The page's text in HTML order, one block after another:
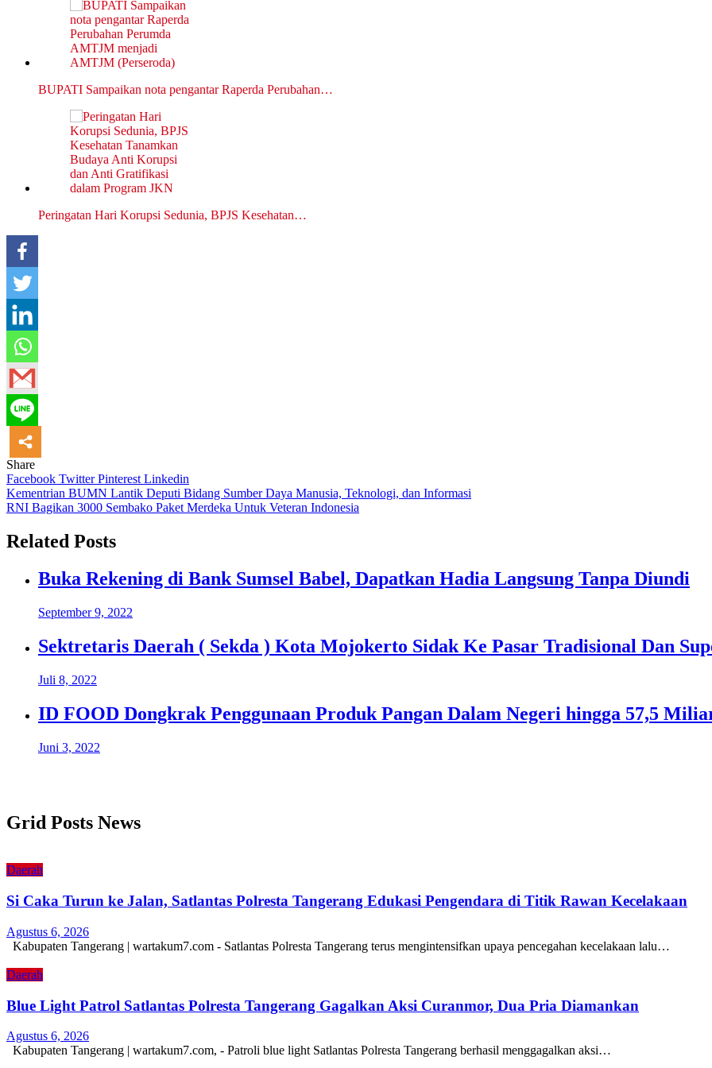
BUPATI Sampaikan nota pengantar Raperda Perubahan…
Peringatan Hari Korupsi Sedunia, BPJS Kesehatan…
Share
Facebook TwitterPinterest Linkedin
Navigasi
pos
Kementrian BUMN Lantik Deputi Bidang Sumber Daya Manusia, Teknologi, dan Informasi
RNI Bagikan 3000 Sembako Paket Merdeka Untuk Veteran Indonesia
Related Posts
Buka Rekening di Bank Sumsel Babel, Dapatkan Hadia Langsung Tanpa Diundi
September 9, 2022
Sektretaris Daerah ( Sekda ) Kota Mojokerto Sidak Ke Pasar Tradisional Dan
Juli 8, 2022
ID FOOD Dongkrak Penggunaan Produk Pangan Dalam Negeri hingga 57,5
Juni 3, 2022
Grid Posts News
Daerah
Si Caka Turun ke Jalan, Satlantas Polresta Tangerang Edukasi Pengendara di Titik Rawan Kecelakaan
Agustus 6, 2026
Kabupaten Tangerang | wartakum7.com - Satlantas Polresta Tangerang terus mengintensifkan upaya pencegahan kecelakaan lalu…
Daerah
Blue Light Patrol Satlantas Polresta Tangerang Gagalkan Aksi Curanmor, Dua Pria Diamankan
Agustus 6, 2026
Kabupaten Tangerang | wartakum7.com, - Patroli blue light Satlantas Polresta Tangerang berhasil menggagalkan aksi…